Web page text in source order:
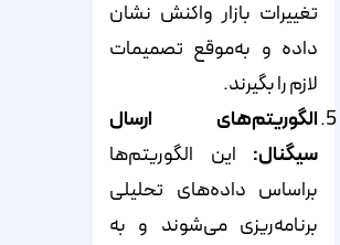
تغییرات بازار واکنش نشان
داده و به‌موقع تصمیمات
لازم را بگیرند.
الگوریتم‌های ارسال
سیگنال: این الگوریتم‌ها
براساس داده‌های تحلیلی
برنامه‌ریزی می‌شوند و به